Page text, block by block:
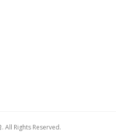
All Rights Reserved.